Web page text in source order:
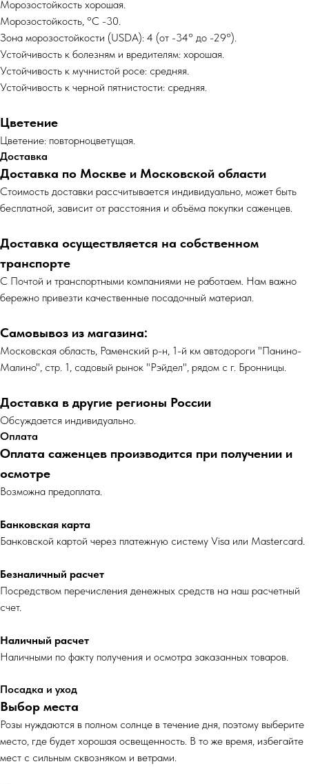
Морозостойкость хорошая.
Морозостойкость, °C -30.
Зона морозостойкости (USDA): 4 (от -34° до -29°).
Устойчивость к болезням и вредителям: хорошая.
Устойчивость к мучнистой росе: средняя.
Устойчивость к черной пятнистости: средняя.
Цветение
Цветение: повторноцветущая.
Доставка
Доставка по Москве и Московской области
Cтоимость доставки рассчитывается индивидуально, может быть
бесплатной, зависит от расстояния и объёма покупки саженцев.
Доставка осуществляется на собственном
транспорте
С Почтой и транспортными компаниями не работаем. Нам важно
бережно привезти качественные посадочный материал.
Самовывоз из магазина:
Московская область, Раменский р-н, 1-й км автодороги "Панино-
Малино", стр. 1, садовый рынок "Рэйдел", рядом с г. Бронницы.
Доставка в другие регионы России
Обсуждается индивидуально.
Оплата
Оплата саженцев производится при получении и
осмотре
Возможна предоплата.
Банковская карта
Банковской картой через платежную систему Visa или Mastercard.
Безналичный расчет
Посредством перечисления денежных средств на наш расчетный
счет.
Наличный расчет
Наличными по факту получения и осмотра заказанных товаров.
Посадка и уход
Выбор места
Розы нуждаются в полном солнце в течение дня, поэтому выберите
место, где будет хорошая освещенность. В то же время, избегайте
мест с сильным сквозняком и ветрами.